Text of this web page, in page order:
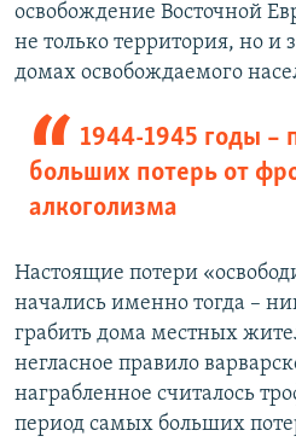
освобождение Восточной
не только территория, но и
домах освобождаемого
1944-1945 годы –
больших потерь от
алкоголизма
Настоящие потери
начались именно тогда –
грабить дома местных
негласное правило
награбленное считалось
период самых больших